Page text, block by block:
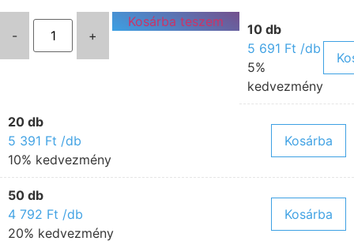
- +
Kosárba teszem
10 db
5 691 Ft /db
5%
kedvezmény
20 db
5 391 Ft /db
10% kedvezmény
Kosárba
50 db
4 792 Ft /db
20% kedvezmény
Kosárba